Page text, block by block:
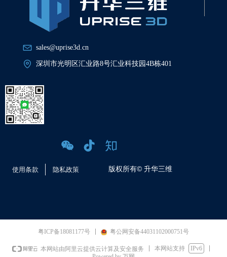
sales@uprise3d.cn
深圳市光明区汇业路8号汇业科技园4B栋401
版权所有© 升华三维
使用条款 隐私政策
粤ICP备18081177号 粤公网安备44031102000751号
本网站由阿里云提供云计算及安全服务 本网站支持
IPv6